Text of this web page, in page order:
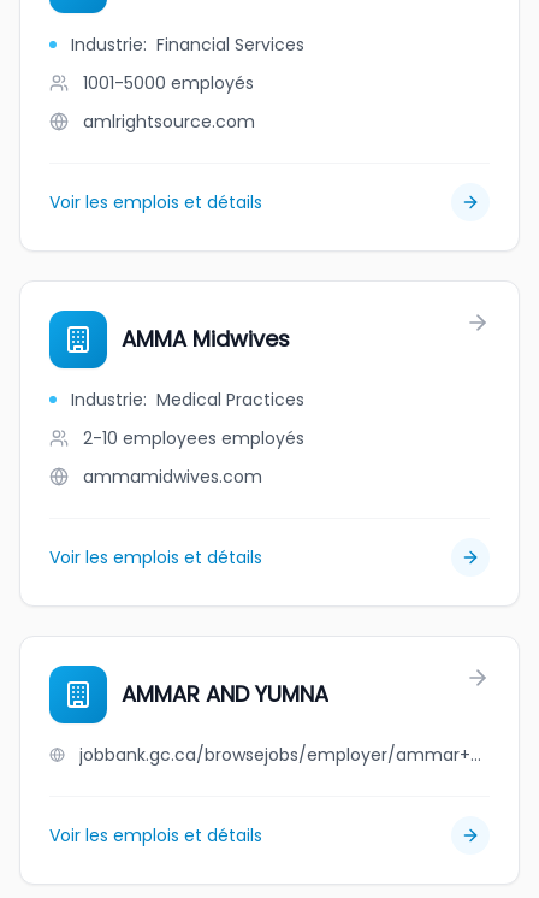
Industrie: Financial Services
1001-5000 employés
amlrightsource.com
Voir les emplois et détails
AMMA Midwives
Industrie: Medical Practices
2-10 employees employés
ammamidwives.com
Voir les emplois et détails
AMMAR AND YUMNA
jobbank.gc.ca/browsejobs/employer/ammar+and+yumna/ca
Voir les emplois et détails